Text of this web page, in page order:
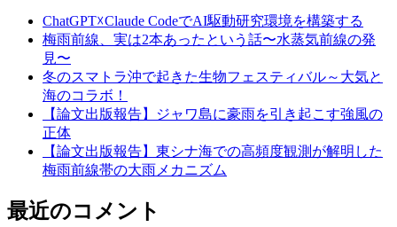
ChatGPT☓Claude CodeでAI駆動研究環境を構築する
梅雨前線、実は2本あったという話〜水蒸気前線の発
見〜
冬のスマトラ沖で起きた生物フェスティバル～大気と
海のコラボ！
【論文出版報告】ジャワ島に豪雨を引き起こす強風の
正体
【論文出版報告】東シナ海での高頻度観測が解明した
梅雨前線帯の大雨メカニズム
最近のコメント